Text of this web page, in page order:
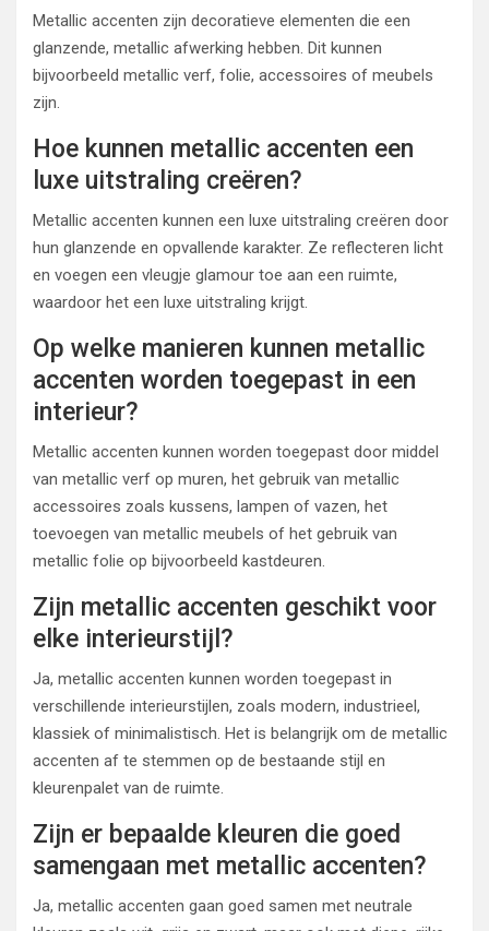
Metallic accenten zijn decoratieve elementen die een
glanzende, metallic afwerking hebben. Dit kunnen
bijvoorbeeld metallic verf, folie, accessoires of meubels
zijn.
Hoe kunnen metallic accenten een
luxe uitstraling creëren?
Metallic accenten kunnen een luxe uitstraling creëren door
hun glanzende en opvallende karakter. Ze reflecteren licht
en voegen een vleugje glamour toe aan een ruimte,
waardoor het een luxe uitstraling krijgt.
Op welke manieren kunnen metallic
accenten worden toegepast in een
interieur?
Metallic accenten kunnen worden toegepast door middel
van metallic verf op muren, het gebruik van metallic
accessoires zoals kussens, lampen of vazen, het
toevoegen van metallic meubels of het gebruik van
metallic folie op bijvoorbeeld kastdeuren.
Zijn metallic accenten geschikt voor
elke interieurstijl?
Ja, metallic accenten kunnen worden toegepast in
verschillende interieurstijlen, zoals modern, industrieel,
klassiek of minimalistisch. Het is belangrijk om de metallic
accenten af te stemmen op de bestaande stijl en
kleurenpalet van de ruimte.
Zijn er bepaalde kleuren die goed
samengaan met metallic accenten?
Ja, metallic accenten gaan goed samen met neutrale